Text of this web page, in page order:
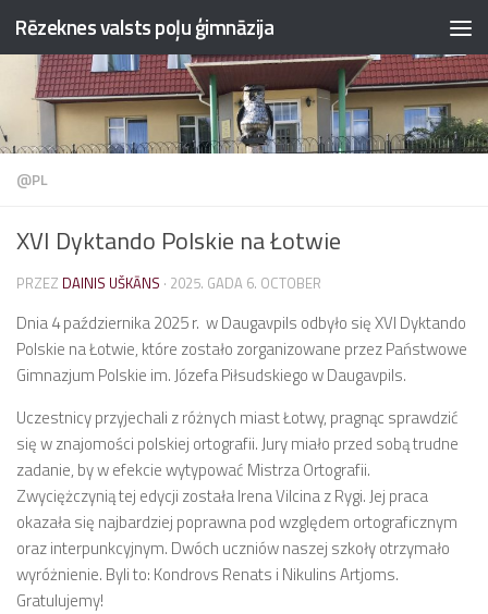
Przejdź do treści
Rēzeknes valsts poļu ģimnāzija
@PL
XVI Dyktando Polskie na Łotwie
PRZEZ DAINIS UŠKĀNS · 2025. GADA 6. OCTOBER
Dnia 4 października 2025 r. w Daugavpils odbyło się XVI Dyktando
Polskie na Łotwie, które zostało zorganizowane przez Państwowe
Gimnazjum Polskie im. Józefa Piłsudskiego w Daugavpils.
Uczestnicy przyjechali z różnych miast Łotwy, pragnąc sprawdzić
się w znajomości polskiej ortografii. Jury miało przed sobą trudne
zadanie, by w efekcie wytypować Mistrza Ortografii.
Zwyciężczynią tej edycji została Irena Vilcina z Rygi. Jej praca
okazała się najbardziej poprawna pod względem ortograficznym
oraz interpunkcyjnym. Dwóch uczniów naszej szkoły otrzymało
wyróżnienie. Byli to: Kondrovs Renats i Nikulins Artjoms.
Gratulujemy!